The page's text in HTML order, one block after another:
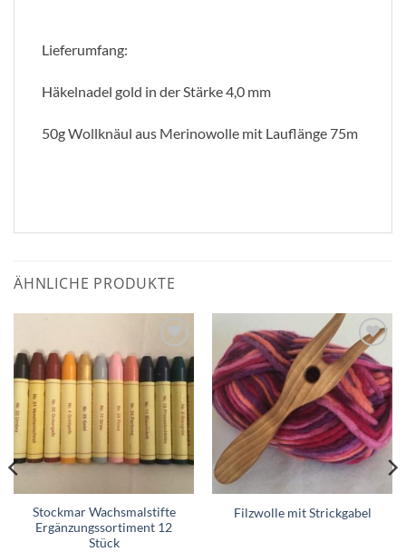
Lieferumfang:
Häkelnadel gold in der Stärke 4,0 mm
50g Wollknäul aus Merinowolle mit Lauflänge 75m
ÄHNLICHE PRODUKTE
Zum
Wunschzettel
hinzufügen
Stockmar Wachsmalstifte
Ergänzungssortiment 12
Stück
Zum
Wunschzettel
hinzufügen
Filzwolle mit Strickgabel